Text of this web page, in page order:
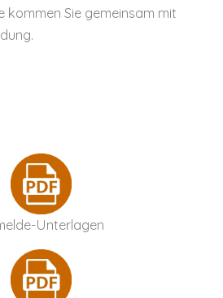
kommen Sie gemeinsam mit
Unterlagen